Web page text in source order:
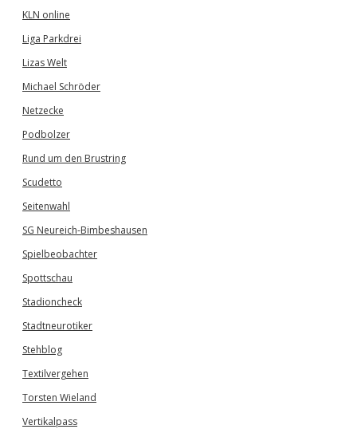
KLN online
Liga Parkdrei
Lizas Welt
Michael Schröder
Netzecke
Podbolzer
Rund um den Brustring
Scudetto
Seitenwahl
SG Neureich-Bimbeshausen
Spielbeobachter
Spottschau
Stadioncheck
Stadtneurotiker
Stehblog
Textilvergehen
Torsten Wieland
Vertikalpass